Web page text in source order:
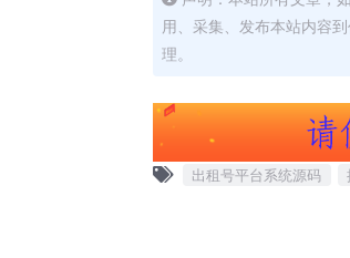
用、采集、发布本站内容
理。
出租号平台系统源码